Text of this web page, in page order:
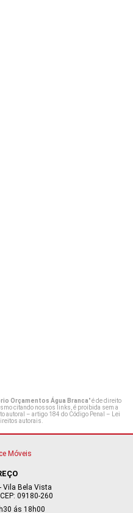
Orçamentos Água Branca" é de direito
citando nossos links, é proibida sem a
autoral – artigo 184 do Código Penal – Lei
autorais.
Vila Bela Vista
09180-260
ás 18h00